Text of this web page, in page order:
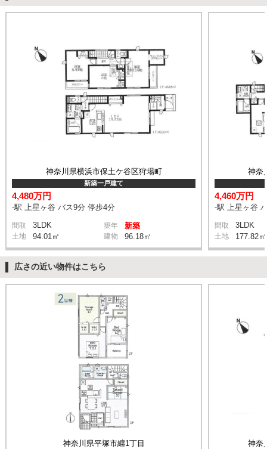
神奈川県横浜市保土ケ谷区狩場町
新築一戸建て
4,480万円
-駅 上星ヶ谷 バス9分 停歩4分
間取 3LDK 築年 新築
土地 94.01㎡ 建物 96.18㎡
神奈
4,460万円
-駅 上星ヶ谷
間取 3LDK
土地 177.82㎡
広さの近い物件はこちら
神奈川県平塚市纒1丁目 神奈